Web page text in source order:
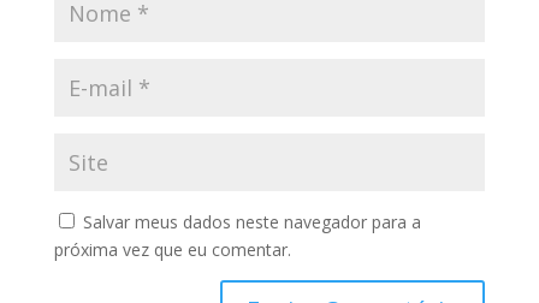
Salvar meus dados neste navegador para a
próxima vez que eu comentar.